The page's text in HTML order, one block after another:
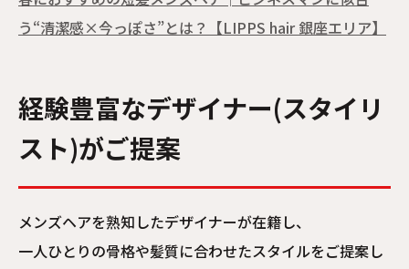
う“清潔感×今っぽさ”とは？【LIPPS hair 銀座エリア】
経験豊富なデザイナー(スタイリ
スト)がご提案
メンズヘアを熟知したデザイナーが在籍し、
一人ひとりの骨格や髪質に合わせたスタイルをご提案し